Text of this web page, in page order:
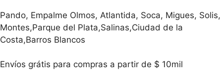
Pando, Empalme Olmos, Atlantida, Soca, Migues, Solis,
Montes,Parque del Plata,Salinas,Ciudad de la
Costa,Barros Blancos
Envíos grátis para compras a partir de $ 10mil